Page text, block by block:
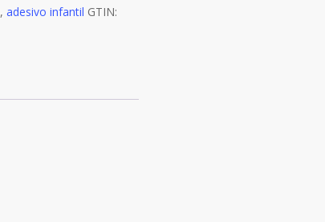
, adesivo infantil GTIN: